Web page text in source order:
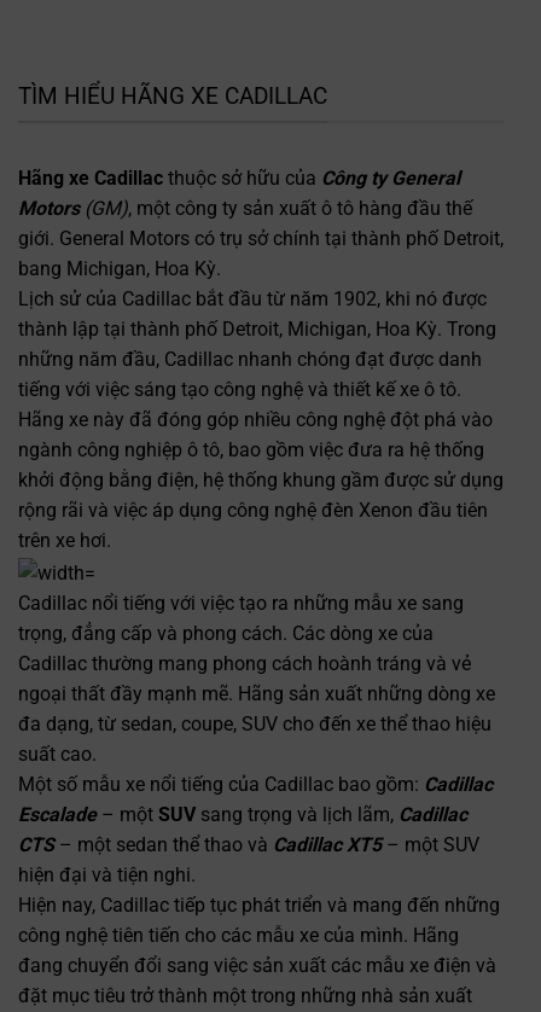
TÌM HIỂU HÃNG XE CADILLAC
Hãng xe Cadillacthuộc sở hữu của Công ty General
Motors (GM), một công ty sản xuất ô tô hàng đầu thế
giới. General Motors có trụ sở chính tại thành phố Detroit,
bang Michigan, Hoa Kỳ.
Lịch sử của Cadillac bắt đầu từ năm 1902, khi nó được
thành lập tại thành phố Detroit, Michigan, Hoa Kỳ. Trong
những năm đầu, Cadillac nhanh chóng đạt được danh
tiếng với việc sáng tạo công nghệ và thiết kế xe ô tô.
Hãng xe này đã đóng góp nhiều công nghệ đột phá vào
ngành công nghiệp ô tô, bao gồm việc đưa ra hệ thống
khởi động bằng điện, hệ thống khung gầm được sử dụng
rộng rãi và việc áp dụng công nghệ đèn Xenon đầu tiên
trên xe hơi.
Cadillac nổi tiếng với việc tạo ra những mẫu xe sang
trọng, đẳng cấp và phong cách. Các dòng xe của
Cadillac thường mang phong cách hoành tráng và vẻ
ngoại thất đầy mạnh mẽ. Hãng sản xuất những dòng xe
đa dạng, từ sedan, coupe, SUV cho đến xe thể thao hiệu
suất cao.
Một số mẫu xe nổi tiếng của Cadillac bao gồm: Cadillac
Escalade – một SUVsang trọng và lịch lãm, Cadillac
CTS– một sedan thể thao và Cadillac XT5– một SUV
hiện đại và tiện nghi.
Hiện nay, Cadillac tiếp tục phát triển và mang đến những
công nghệ tiên tiến cho các mẫu xe của mình. Hãng
đang chuyển đổi sang việc sản xuất các mẫu xe điện và
đặt mục tiêu trở thành một trong những nhà sản xuất